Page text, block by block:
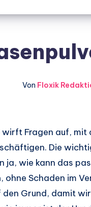
Von Floxik
Fragen auf, mit
Die
ja, wie kann das
ohne Schaden im
den Grund, damit